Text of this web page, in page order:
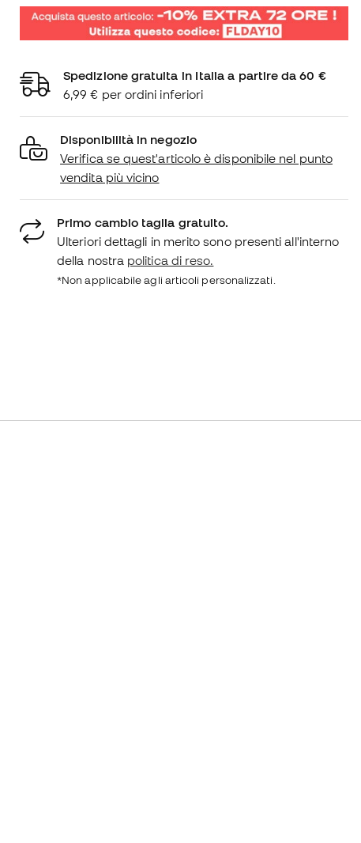
Spedizione gratuita in Italia a partire da 60 €
6,99 € per ordini inferiori
Disponibilità in negozio
Verifica se quest'articolo è disponibile nel punto
vendita più vicino
Primo cambio taglia gratuito.
Ulteriori dettagli in merito sono presenti all'interno
della nostra politica di reso.
*Non applicabile agli articoli personalizzati.